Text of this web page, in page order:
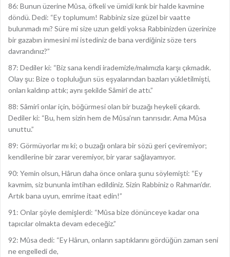
86: Bunun üzerine Mûsa, öfkeli ve ümidi kırık bir halde kavmine
döndü. Dedi: “Ey toplumum! Rabbiniz size güzel bir vaatte
bulunmadı mı? Süre mi size uzun geldi yoksa Rabbinizden üzerinize
bir gazabın inmesini mi istediniz de bana verdiğiniz söze ters
davrandınız?”
87: Dediler ki: “Biz sana kendi irademizle/malımızla karşı çıkmadık.
Olay şu: Bize o topluluğun süs eşyalarından bazıları yükletilmişti,
onları kaldırıp attık; aynı şekilde Sâmirî de attı.”
88: Sâmirî onlar için, böğürmesi olan bir buzağı heykeli çıkardı.
Dediler ki: “Bu, hem sizin hem de Mûsa’nın tanrısıdır. Ama Mûsa
unuttu.”
89: Görmüyorlar mı ki; o buzağı onlara bir sözü geri çeviremiyor;
kendilerine bir zarar veremiyor, bir yarar sağlayamıyor.
90: Yemin olsun, Hârun daha önce onlara şunu söylemişti: “Ey
kavmim, siz bununla imtihan edildiniz. Sizin Rabbiniz o Rahman’dır.
Artık bana uyun, emrime itaat edin!”
91: Onlar şöyle demişlerdi: “Mûsa bize dönünceye kadar ona
tapıcılar olmakta devam edeceğiz.”
92: Mûsa dedi: “Ey Hârun, onların saptıklarını gördüğün zaman seni
ne engelledi de,